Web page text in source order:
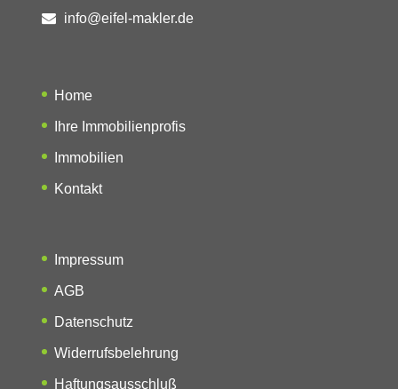
info@eifel-makler.de
Home
Ihre Immobilienprofis
Immobilien
Kontakt
Impressum
AGB
Datenschutz
Widerrufsbelehrung
Haftungsausschluß